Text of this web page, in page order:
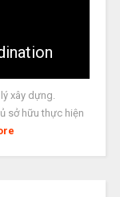
xây dựng.
sở hữu thực hiện